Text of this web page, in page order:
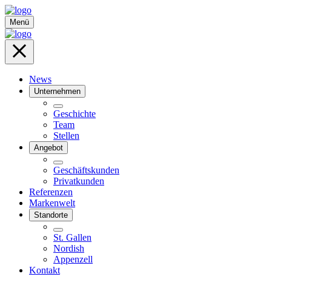
Menü
News
Unternehmen
Geschichte
Team
Stellen
Angebot
Geschäftskunden
Privatkunden
Referenzen
Markenwelt
Standorte
St. Gallen
Nordish
Appenzell
Kontakt